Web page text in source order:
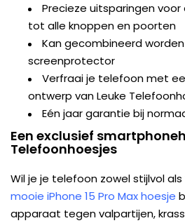
Precieze uitsparingen
tot alle knoppen en poorten
Kan gecombineerd
screenprotector
Verfraai je telefoon met
ontwerp van Leuke
Eén jaar garantie bij
Een exclusief
Telefoonhoesjes
Wil je je telefoon zowel stijlvol
mooie iPhone 15 Pro Max hoesje
apparaat tegen valpartijen,